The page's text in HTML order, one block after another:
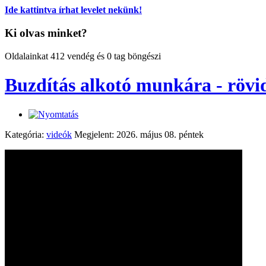
Ide kattintva írhat levelet nekünk!
Ki olvas minket?
Oldalainkat 412 vendég és 0 tag böngészi
Buzdítás alkotó munkára -
Kategória: videók Megjelent: 2026. május 08. péntek